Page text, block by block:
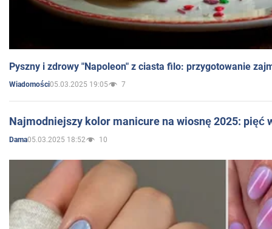
Pyszny i zdrowy "Napoleon" z ciasta filo: przygotowanie
Wiadomości05.03.2025 19:05 7
Najmodniejszy kolor manicure na wiosnę 2025: pięć
Dama05.03.2025 18:52 10